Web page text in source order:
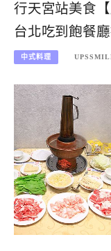
行天宮站美食
台北吃到飽餐
中式料理